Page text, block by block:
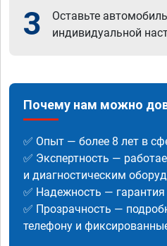
3
Оставьте
индивидуальной
Почему нам можно
✅ Опыт — более 8 лет в
✅ Экспертность —
и диагностическим
✅ Надежность —
✅ Прозрачность —
телефону и